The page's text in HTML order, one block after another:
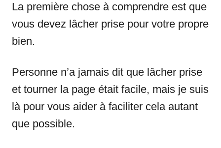
La première chose à comprendre est que
vous devez lâcher prise pour votre propre
bien.
Personne n’a jamais dit que lâcher prise
et tourner la page était facile, mais je suis
là pour vous aider à faciliter cela autant
que possible.